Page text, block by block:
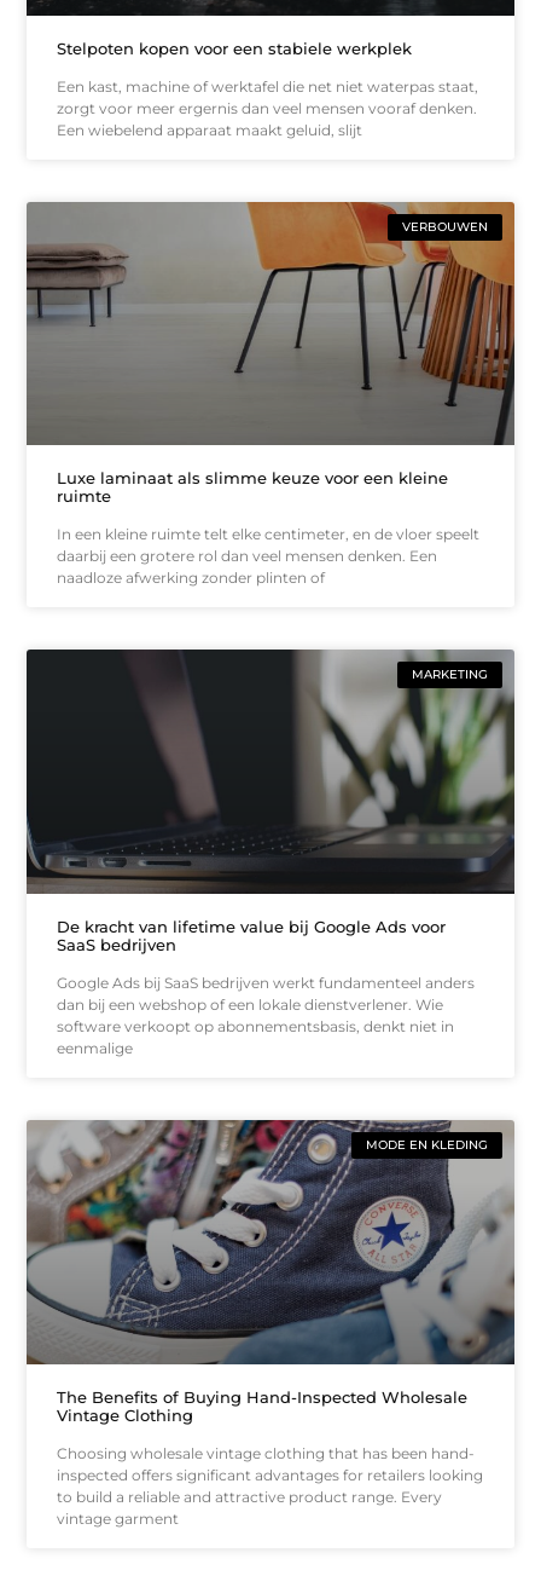
Stelpoten kopen voor een stabiele werkplek
Een kast, machine of werktafel die net niet waterpas staat,
zorgt voor meer ergernis dan veel mensen vooraf denken.
Een wiebelend apparaat maakt geluid, slijt
VERBOUWEN
Luxe laminaat als slimme keuze voor een kleine
ruimte
In een kleine ruimte telt elke centimeter, en de vloer speelt
daarbij een grotere rol dan veel mensen denken. Een
naadloze afwerking zonder plinten of
MARKETING
De kracht van lifetime value bij Google Ads voor
SaaS bedrijven
Google Ads bij SaaS bedrijven werkt fundamenteel anders
dan bij een webshop of een lokale dienstverlener. Wie
software verkoopt op abonnementsbasis, denkt niet in
eenmalige
MODE EN KLEDING
The Benefits of Buying Hand-Inspected Wholesale
Vintage Clothing
Choosing wholesale vintage clothing that has been hand-
inspected offers significant advantages for retailers looking
to build a reliable and attractive product range. Every
vintage garment